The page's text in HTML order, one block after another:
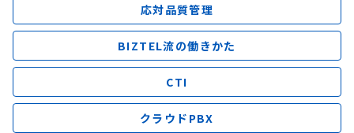
応対品質管理
BIZTEL流の働きかた
CTI
クラウドPBX